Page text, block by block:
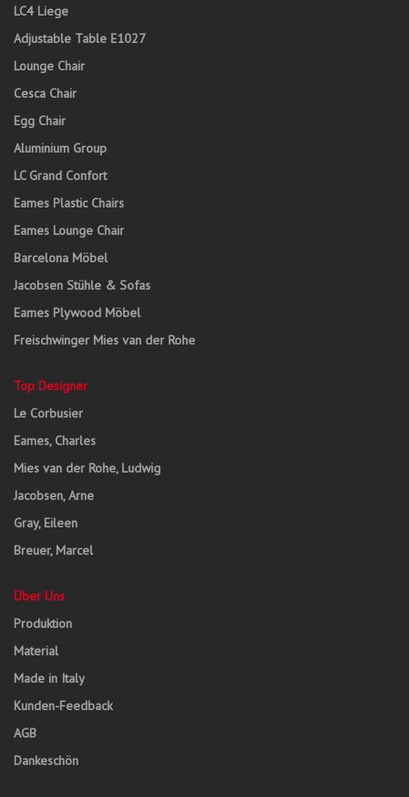
LC4 Liege
Adjustable Table E1027
Lounge Chair
Cesca Chair
Egg Chair
Aluminium Group
LC Grand Confort
Eames Plastic Chairs
Eames Lounge Chair
Barcelona Möbel
Jacobsen Stühle & Sofas
Eames Plywood Möbel
Freischwinger Mies van der Rohe
Top Designer
Le Corbusier
Eames, Charles
Mies van der Rohe, Ludwig
Jacobsen, Arne
Gray, Eileen
Breuer, Marcel
Über Uns
Produktion
Material
Made in Italy
Kunden-Feedback
AGB
Dankeschön